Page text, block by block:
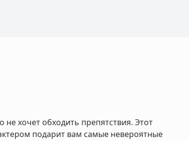
не хочет обходить препятствия. Этот
подарит вам самые невероятные